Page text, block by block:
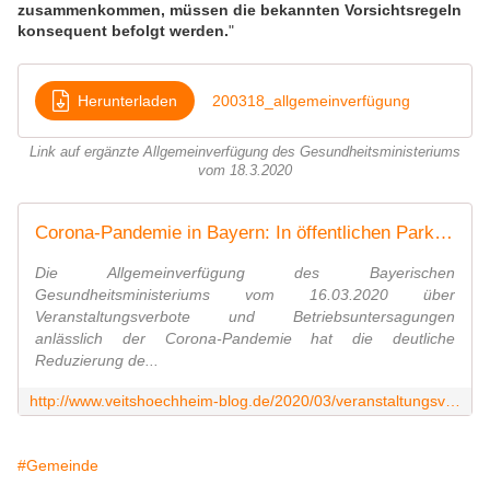
zusammenkommen, müssen die bekannten Vorsichtsregeln
konsequent befolgt werden."
Herunterladen 200318_allgemeinverfügung
Link auf ergänzte Allgemeinverfügung des Gesundheitsministeriums
vom 18.3.2020
Corona-Pandemie in Bayern: In öffentlichen Parks und Grünanlagen Schilder aufzustellen zur Einhaltung Mindestabstand von 1,5 Meter - Veitshöchheim News
Die Allgemeinverfügung des Bayerischen
Gesundheitsministeriums vom 16.03.2020 über
Veranstaltungsverbote und Betriebsuntersagungen
anlässlich der Corona-Pandemie hat die deutliche
Reduzierung de...
#Gemeinde